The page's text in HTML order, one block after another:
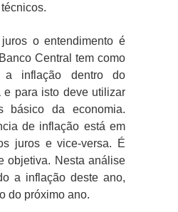
o entendimento é
Central tem como
a inflação dentro do
e para isto deve utilizar
da economia.
de inflação está em
juros e vice-versa. É
objetiva. Nesta análise
a inflação deste ano,
do próximo ano.